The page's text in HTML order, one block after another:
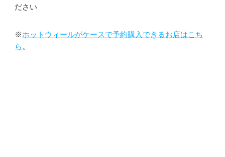
ださい
※ホットウィールがケースで予約購入できるお店はこち
ら 。